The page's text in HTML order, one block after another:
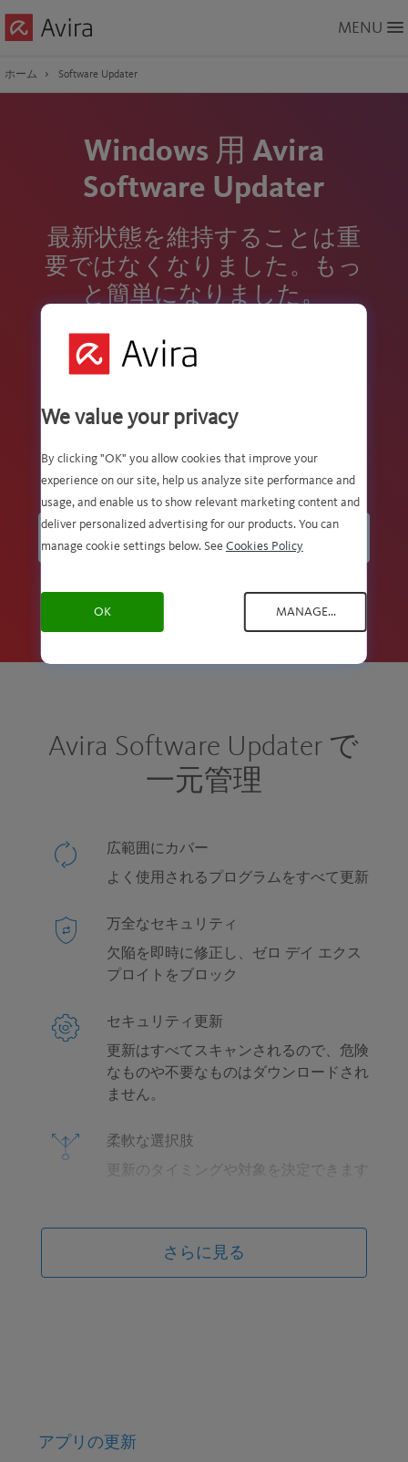
to
Content
MENU
ホーム Software Updater
Windows 用 Avira
Software Updater
最新状態を維持することは重
要ではなくなりました。もっ
と簡単になりました。
ソフトウェア、アプリ、ドライバの更新
ハードウェアの性能を最適化
Google、Skype など)
無料ダウンロード
Avira Software Updater で
一元管理
広範囲にカバー
よく使用されるプログラムをすべて更新
万全なセキュリティ
欠陥を即時に修正し、ゼロ デイ エクス
プロイトをブロック
セキュリティ更新
更新はすべてスキャンされるので、危険
なものや不要なものはダウンロードされ
ません。
柔軟な選択肢
更新のタイミングや対象を決定できます
Windows ソフトウェアとサードパーティ
さらに見る
アプリの更新
We value your privacy
By clicking "OK" you allow cookies that improve your
experience on our site, help us analyze site performance and
usage, and enable us to show relevant marketing content and
deliver personalized advertising for our products. You can
manage cookie settings below. See Cookies Policy
OK MANAGE...